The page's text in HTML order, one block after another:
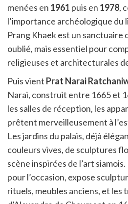
menées en 1961 puis en 1978,
l’importance archéologique du
Prang Khaek est un sanctuaire
oublié, mais essentiel pour
religieuses et architecturales
Puis vient Prat Narai
Narai, construit entre 1665 et
les salles de réception, les
prêtent merveilleusement à
Les jardins du palais, déjà
couleurs vives, de sculptures
scène inspirées de l’art
pour l’occasion, expose
rituels, meubles anciens, et les